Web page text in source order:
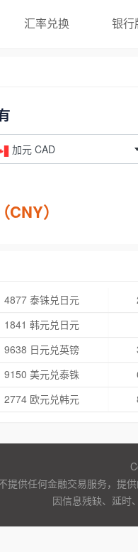
汇率兑换 银行
加元 CAD
）
4877 泰铢兑日元
1841 韩元兑日元
9638 日元兑英镑
9150 美元兑泰铢
2774 欧元兑韩元
提供任何金融交易服务，提
因信息残缺、延时